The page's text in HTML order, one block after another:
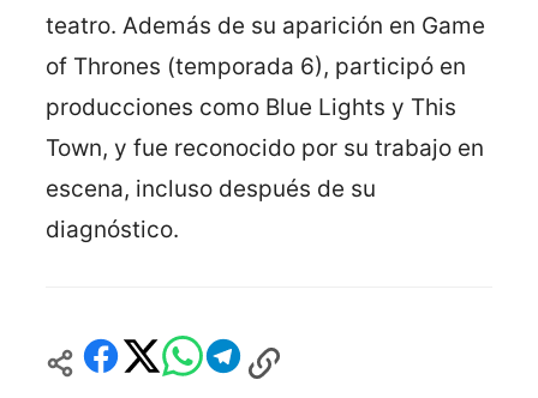
teatro. Además de su aparición en Game
of Thrones (temporada 6), participó en
producciones como Blue Lights y This
Town, y fue reconocido por su trabajo en
escena, incluso después de su
diagnóstico.